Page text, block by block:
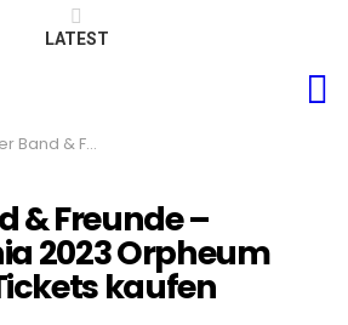
LATEST
2023 Orpheum Wien WIEN Tickets kaufen
& Freunde –
2023 Orpheum
kaufen